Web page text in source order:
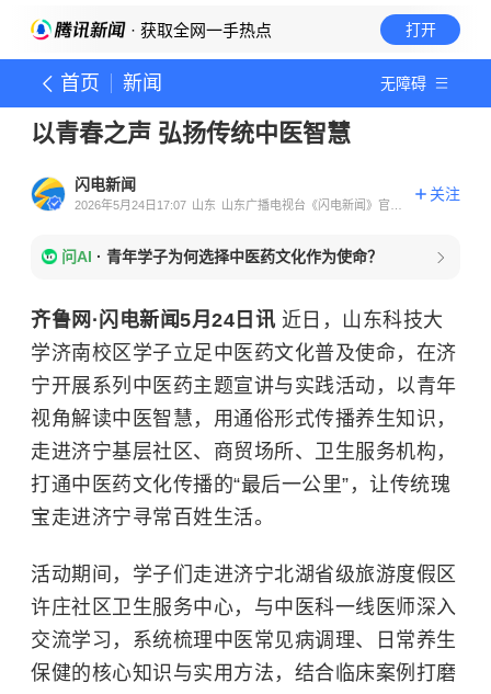
· 获取全网一手热点 打开
首页 新闻 无障碍
以青春之声 弘扬传统中医智慧
闪电新闻
2026年5月24日17:07 山东 山东广播电视台《闪电新闻》官方
关注
问AI · 青年学子为何选择中医药文化作为使命？
齐鲁网·闪电新闻5月24日讯 近日，山东科技大
学济南校区学子立足中医药文化普及使命，在济
宁开展系列中医药主题宣讲与实践活动，以青年
视角解读中医智慧，用通俗形式传播养生知识，
走进济宁基层社区、商贸场所、卫生服务机构，
打通中医药文化传播的“最后一公里”，让传统瑰
宝走进济宁寻常百姓生活。
活动期间，学子们走进济宁北湖省级旅游度假区
许庄社区卫生服务中心，与中医科一线医师深入
交流学习，系统梳理中医常见病调理、日常养生
保健的核心知识与实用方法，结合临床案例打磨